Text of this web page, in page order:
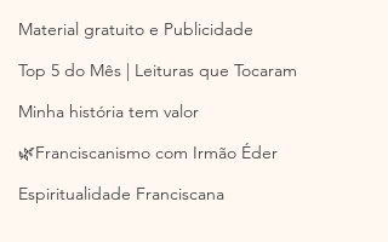
Material gratuito e Publicidade
Top 5 do Mês | Leituras que Tocaram
Minha história tem valor
🌿Franciscanismo com Irmão Éder
Espiritualidade Franciscana